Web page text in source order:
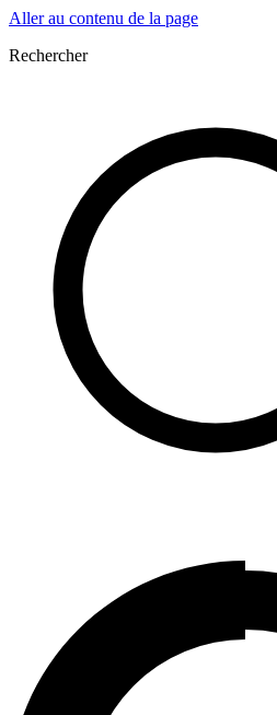
Aller au contenu de la page
Rechercher